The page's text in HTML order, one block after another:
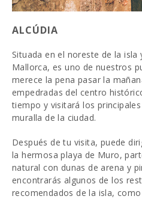
ALCÚDIA
Situada en el noreste de la isla
Mallorca, es uno de nuestros
merece la pena pasar la
empedradas del centro
tiempo y visitará los
muralla de la ciudad.
Después de tu visita, puede
la hermosa playa de Muro,
natural con dunas de arena y
encontrarás algunos de los
recomendados de la isla,